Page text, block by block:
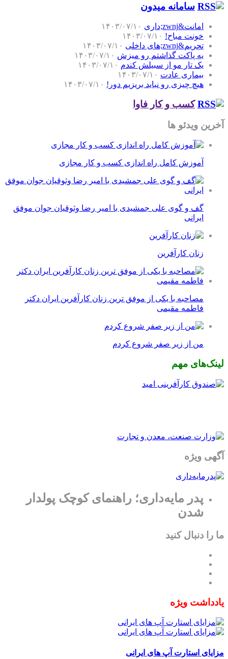
سامانه میدون
امانت&zwnj;داری
۱۴۰۳/۰۷/۱۰
خونت مباح! ۱۴۰۳/۰۷/۱۰
تحریم&zwnj;های داخلی
۱۴۰۳/۰۷/۱۰
یه پاکت گذاشتم رو میزش ۱۴۰۳/۰۷/۱۰
یک تار مو از سبیلش کندم ۱۴۰۳/۰۷/۱۰
بیماری عادت ۱۴۰۳/۰۷/۱۰
هیچ چیزی رو نباید بریزیم دور! ۱۴۰۳/۰۷/۱۰
کسب و کار فاوا
آخرین ویدئو ها
آموزش کامل راه اندازی کسب و کار مجازی
گف و گوی علی جمشیدی با امیر رضا وثوقیان جوان موفق
ایرانی
زنان کارآفرین
مصاحبه با یکی از موفق ترین زنان کارآفرین ایران دکتر
فاطمه مقیمی
من از زیر صفر شروع کردم
لینک‌های مهم
آگهی ویژه
پدر مایه‌داری؛ راهنمای کوچک پولدار
شدن
ما را دنبال کنید
یادداشت ویژه
مزایای استارت آپ های ایرانی